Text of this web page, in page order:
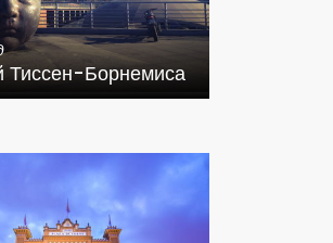
Тиссен-Борнемиса